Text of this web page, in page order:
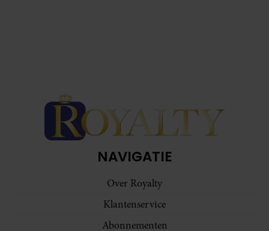
NAVIGATIE
Over Royalty
Klantenservice
Abonnementen